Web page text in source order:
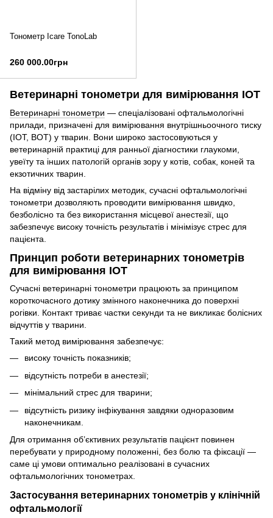
Тонометр Icare TonoLab
260 000.00грн
Ветеринарні тонометри для вимірювання ІОТ
Ветеринарні тонометри — спеціалізовані офтальмологічні
прилади, призначені для вимірювання внутрішньоочного тиску
(ІОТ, ВОТ) у тварин. Вони широко застосовуються у
ветеринарній практиці для ранньої діагностики глаукоми,
увеїту та інших патологій органів зору у котів, собак, коней та
екзотичних тварин.
На відміну від застарілих методик, сучасні офтальмологічні
тонометри дозволяють проводити вимірювання швидко,
безболісно та без використання місцевої анестезії, що
забезпечує високу точність результатів і мінімізує стрес для
пацієнта.
Принцип роботи ветеринарних тонометрів
для вимірювання ІОТ
Сучасні ветеринарні тонометри працюють за принципом
короткочасного дотику змінного наконечника до поверхні
рогівки. Контакт триває частки секунди та не викликає болісних
відчуттів у тварини.
Такий метод вимірювання забезпечує:
високу точність показників;
відсутність потреби в анестезії;
мінімальний стрес для тварини;
відсутність ризику інфікування завдяки одноразовим
наконечникам.
Для отримання об’єктивних результатів пацієнт повинен
перебувати у природному положенні, без болю та фіксації —
саме ці умови оптимально реалізовані в сучасних
офтальмологічних тонометрах.
Застосування ветеринарних тонометрів у клінічній
офтальмології